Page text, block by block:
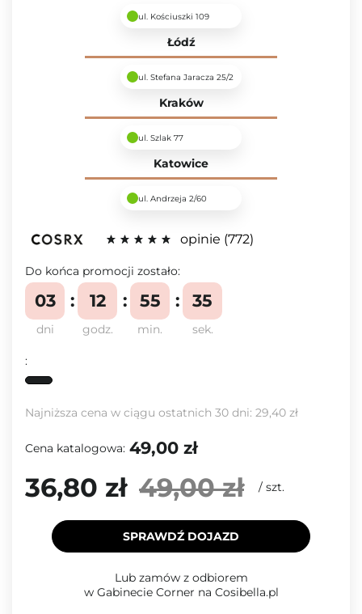
ul. Kościuszki 109
Łódź
ul. Stefana Jaracza 25/2
Kraków
ul. Szlak 77
Katowice
ul. Andrzeja 2/60
opinie 772
Do końca promocji zostało:
dni
03
godz.
12
min.
55
sek.
34
:
Najniższa cena w ciągu ostatnich 30 dni: 29,40 zł
Cena katalogowa: 49,00 zł
36,80 zł 49,00 zł / szt.
SPRAWDŹ DOJAZD
Lub zamów z odbiorem
w Gabinecie Corner na Cosibella.pl